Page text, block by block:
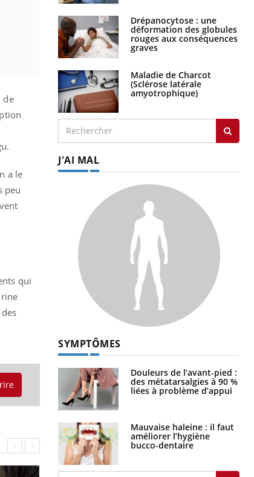
de
a le
peu
qui
Drépanocytose : une
déformation des globules
rouges aux conséquences
graves
Maladie de Charcot
(Sclérose latérale
amyotrophique)
J'AI MAL
SYMPTÔMES
Douleurs de l’avant-pied :
des métatarsalgies à 90 %
liées à problème d’appui
Mauvaise haleine : il faut
améliorer l’hygiène
bucco-dentaire